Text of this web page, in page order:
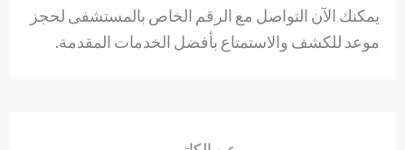
يمكنك الآن التواصل مع الرقم الخاص بالمستشفى لحجز
موعد للكشف والاستمتاع بأفضل الخدمات المقدمة.